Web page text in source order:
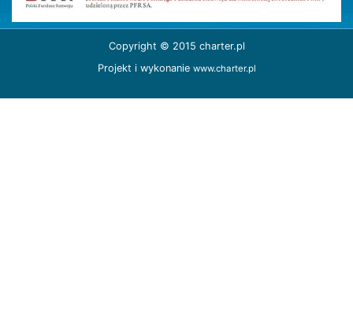
Copyright © 2015 charter.pl
Projekt i wykonanie www.charter.pl